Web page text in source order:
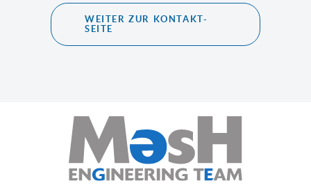
WEITER ZUR KONTAKT-
SEITE